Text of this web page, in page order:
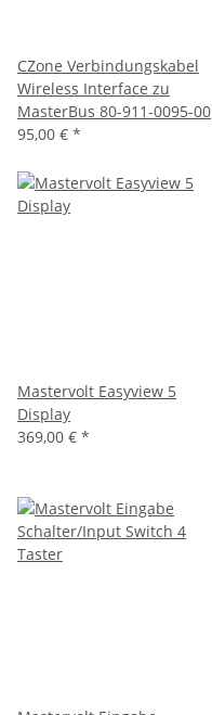
CZone Verbindungskabel
Wireless Interface zu
MasterBus 80-911-0095-00
95,00 € *
Mastervolt Easyview 5
Display
369,00 € *